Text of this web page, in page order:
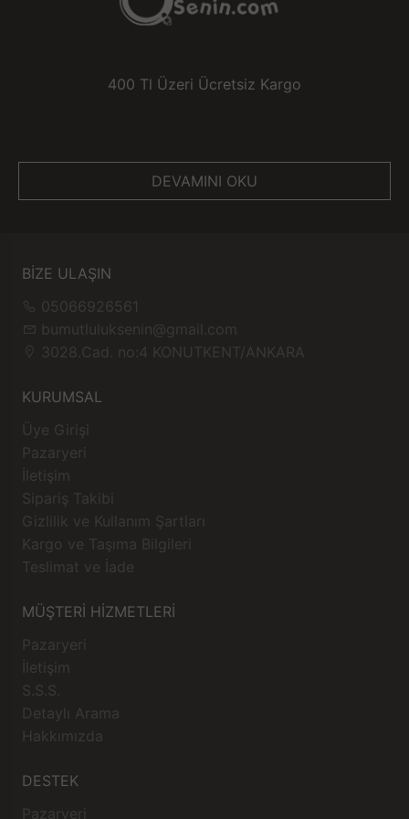
400 Tl Üzeri Ücretsiz Kargo
DEVAMINI OKU
BİZE ULAŞIN
05066926561
bumutluluksenin@gmail.com
3028.Cad. no:4 KONUTKENT/ANKARA
KURUMSAL
Üye Girişi
Pazaryeri
İletişim
Sipariş Takibi
Gizlilik ve Kullanım Şartları
Kargo ve Taşıma Bilgileri
Teslimat ve İade
MÜŞTERİ HİZMETLERİ
Pazaryeri
İletişim
S.S.S.
Detaylı Arama
Hakkımızda
DESTEK
Pazaryeri